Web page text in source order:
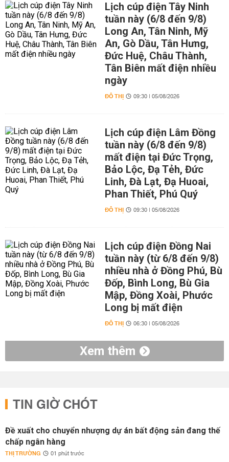
Lịch cúp điện Tây Ninh
tuần này (6/8 đến 9/8)
Long An, Tân Ninh, Mỹ
An, Gò Dầu, Tân Hưng,
Đức Huệ, Châu Thành,
Tân Biên mất điện nhiều
ngày
ĐÔ THỊ 09:30 | 05/08/2026
Lịch cúp điện Lâm Đồng
tuần này (6/8 đến 9/8)
mất điện tại Đức Trọng,
Bảo Lộc, Đạ Tẻh, Đức
Linh, Đà Lạt, Đạ Huoai,
Phan Thiết, Phú Quý
ĐÔ THỊ 09:30 | 05/08/2026
Lịch cúp điện Đồng Nai
tuần này (từ 6/8 đến 9/8)
nhiều nhà ở Đồng Phú, Bù
Đốp, Bình Long, Bù Gia
Mập, Đồng Xoài, Phước
Long bị mất điện
ĐÔ THỊ 06:30 | 05/08/2026
Xem thêm
TIN GIỜ CHÓT
Đề xuất cho chuyển nhượng dự án bất động sản đang thế
chấp ngân hàng
THỊ TRƯỜNG 01 phút trước